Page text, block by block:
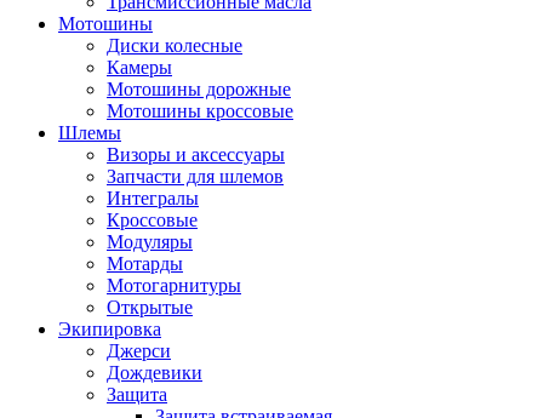
Мотошины
Диски колесные
Камеры
Мотошины дорожные
Мотошины кроссовые
Шлемы
Визоры и аксессуары
Запчасти для шлемов
Интегралы
Кроссовые
Модуляры
Мотарды
Мотогарнитуры
Открытые
Экипировка
Джерси
Дождевики
Защита